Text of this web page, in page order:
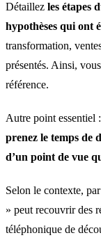
Détaillez les étapes
hypothèses qui ont
transformation,
présentés. Ainsi,
référence.
Autre point essentiel
prenez le temps de
d’un point de vue
Selon le contexte,
» peut recouvrir des
téléphonique de